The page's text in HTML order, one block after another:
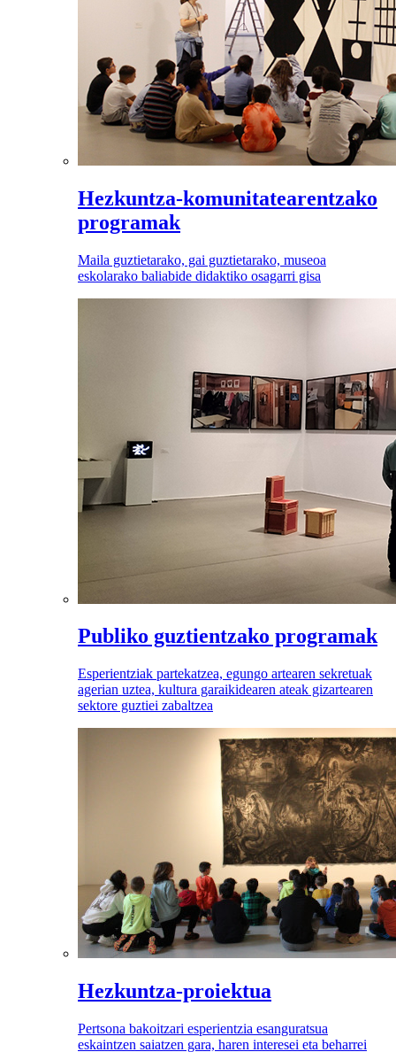
Hezkuntza-komunitatearentzako
programak
Maila guztietarako, gai guztietarako, museoa
eskolarako baliabide didaktiko osagarri gisa
Publiko guztientzako programak
Esperientziak partekatzea, egungo artearen sekretuak
agerian uztea, kultura garaikidearen ateak gizartearen
sektore guztiei zabaltzea
Hezkuntza-proiektua
Pertsona bakoitzari esperientzia esanguratsua
eskaintzen saiatzen gara, haren interesei eta beharrei